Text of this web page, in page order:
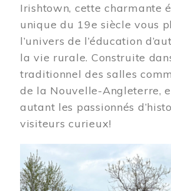
Irishtown, cette charmante
unique du 19e siècle vous
l’univers de l’éducation
la vie rurale. Construite
traditionnel des salles
de la Nouvelle-Angleterre,
autant les passionnés
visiteurs curieux!
Image